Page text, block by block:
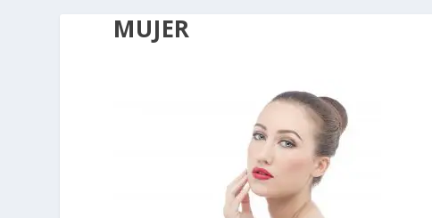
MUJER